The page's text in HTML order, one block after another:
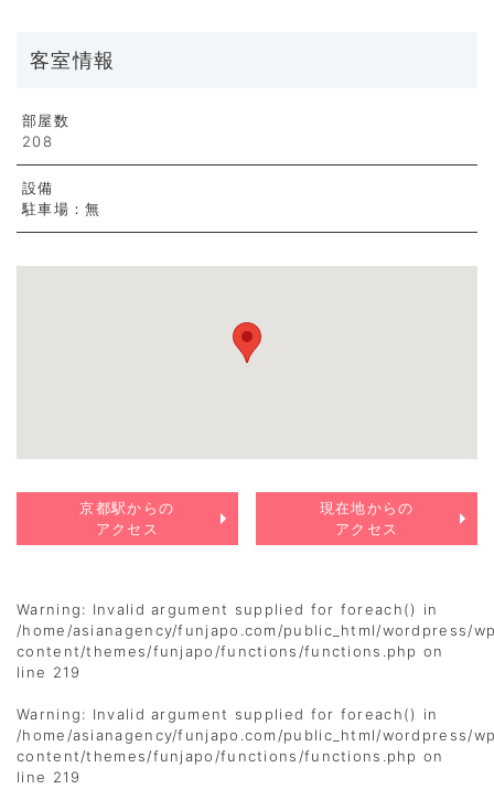
客室情報
部屋数
208
設備
駐車場：無
京都駅からの
アクセス
現在地からの
アクセス
Warning: Invalid argument supplied for foreach() in
/home/asianagency/funjapo.com/public_html/wordpress/
content/themes/funjapo/functions/functions.php on
line 219
Warning: Invalid argument supplied for foreach() in
/home/asianagency/funjapo.com/public_html/wordpress/
content/themes/funjapo/functions/functions.php on
line 219